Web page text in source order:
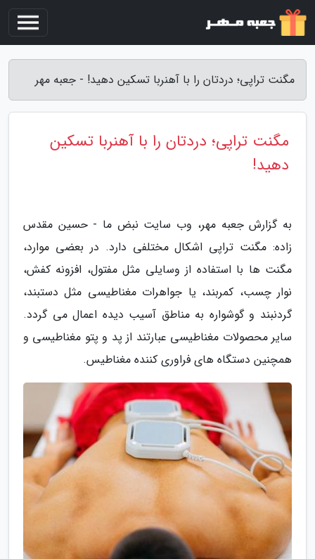
مگنت تراپی؛ دردتان را با آهنربا تسکین دهید! - جعبه مهر
مگنت تراپی؛ دردتان را با آهنربا تسکین
دهید!
به گزارش جعبه مهر، وب سایت نبض ما - حسین مقدس
زاده: مگنت تراپی اشکال مختلفی دارد. در بعضی موارد،
مگنت ها با استفاده از وسایلی مثل مفتول، افزونه کفش،
نوار چسب، کمربند، یا جواهرات مغناطیسی مثل دستبند،
گردنبند و گوشواره به مناطق آسیب دیده اعمال می گردد.
سایر محصولات مغناطیسی عبارتند از پد و پتو مغناطیسی و
همچنین دستگاه های فراوری کننده مغناطیس.